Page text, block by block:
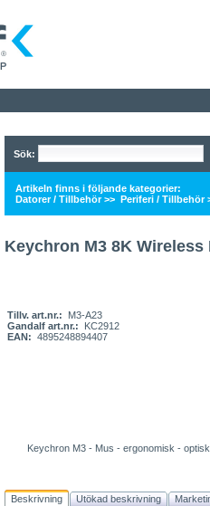
Sök:
Artikeln finns i följande kategorier:
Datorer / Tillbehör>> Periferi / Tillbehör
Keychron M3 8K Wireless
Tillv. art.nr.:
M3-A23
Gandalf art.nr.:
KC2912
EAN: 4895248894407
Keychron M3 - Mus - ergonomisk -
Beskrivning Utökad beskrivning